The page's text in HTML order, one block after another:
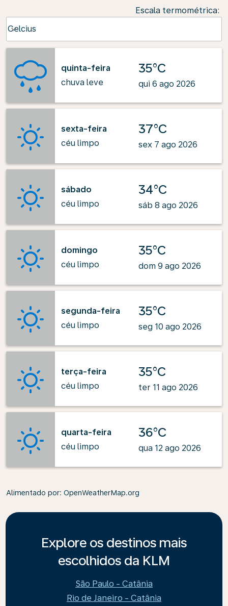
Escala termométrica:
Celcius
keyboard_arrow_down
quinta-feira
chuva leve
35°C
qui 6 ago 2026
sexta-feira
céu limpo
37°C
sex 7 ago 2026
sábado
céu limpo
34°C
sáb 8 ago 2026
domingo
céu limpo
35°C
dom 9 ago 2026
segunda-feira
céu limpo
35°C
seg 10 ago 2026
terça-feira
céu limpo
35°C
ter 11 ago 2026
quarta-feira
céu limpo
36°C
qua 12 ago 2026
Alimentado por: OpenWeatherMap.org
Explore os destinos mais
escolhidos da KLM
São Paulo - Catânia
Rio de Janeiro - Catânia